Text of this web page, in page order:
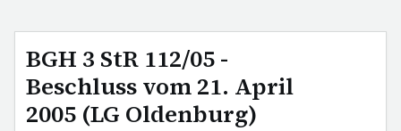
BGH 3 StR 112/05 -
Beschluss vom 21. April
2005 (LG Oldenburg)